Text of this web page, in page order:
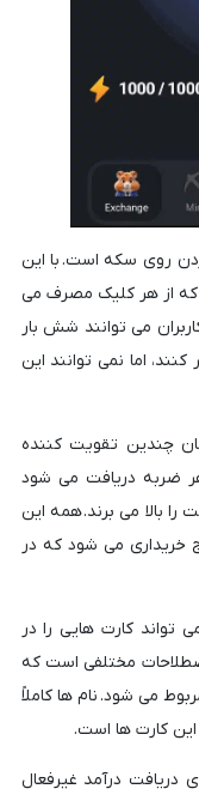
روی سکه است. با این
که از هر کلیک مصرف می
می توانند شش بار
اما نمی توانند این
چندین تقویت کننده
هر ضربه دریافت می شود
بالا می برند. همه این
خریداری می شود که در
تواند کارت هایی را در
مختلفی است که
می شود. نام ها کاملاً
کارت ها است.
دریافت درآمد غیرفعال